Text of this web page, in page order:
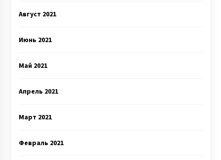
Август 2021
Июнь 2021
Май 2021
Апрель 2021
Март 2021
Февраль 2021